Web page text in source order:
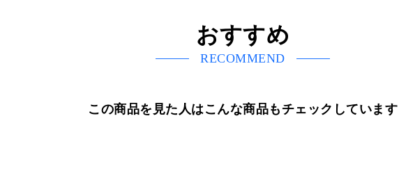
おすすめ
RECOMMEND
この商品を見た人はこんな商品もチェックしています